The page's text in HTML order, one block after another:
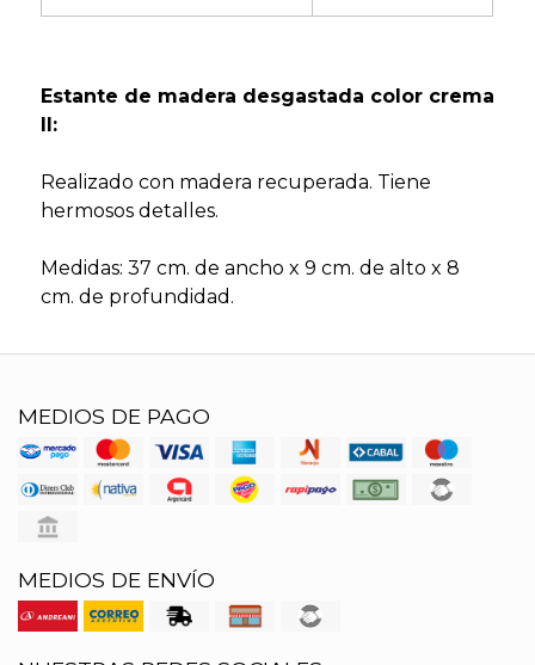
Estante de madera desgastada color crema
II:
Realizado con madera recuperada. Tiene
hermosos detalles.
Medidas: 37 cm. de ancho x 9 cm. de alto x 8
cm. de profundidad.
MEDIOS DE PAGO
MEDIOS DE ENVÍO